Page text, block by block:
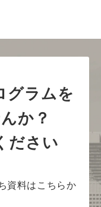
グラムを
か？
ださい
資料はこちらか